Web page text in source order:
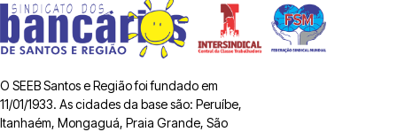
O SEEB Santos e Região foi fundado em
11/01/1933. As cidades da base são: Peruíbe,
Itanhaém, Mongaguá, Praia Grande, São